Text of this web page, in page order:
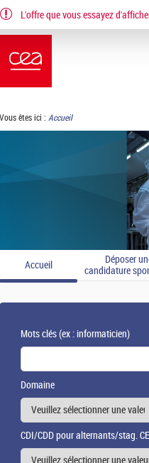
EN FR
Vous êtes ici : Accueil
Accueil
Déposer
candidature
Mots clés(ex : informaticien)
Domaine
CDI/CDD pour alternants/stag.
L'offre que vous essayez